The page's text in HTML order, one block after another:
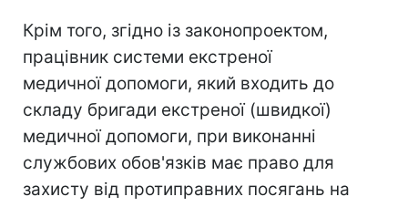
Крім того, згідно із законопроектом,
працівник системи екстреної
медичної допомоги, який входить до
складу бригади екстреної (швидкої)
медичної допомоги, при виконанні
службових обов'язків має право для
захисту від протиправних посягань на